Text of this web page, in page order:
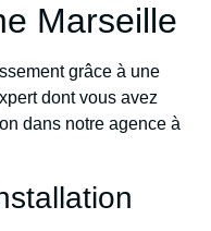
Marseille
grâce à une
dont vous avez
dans notre agence à